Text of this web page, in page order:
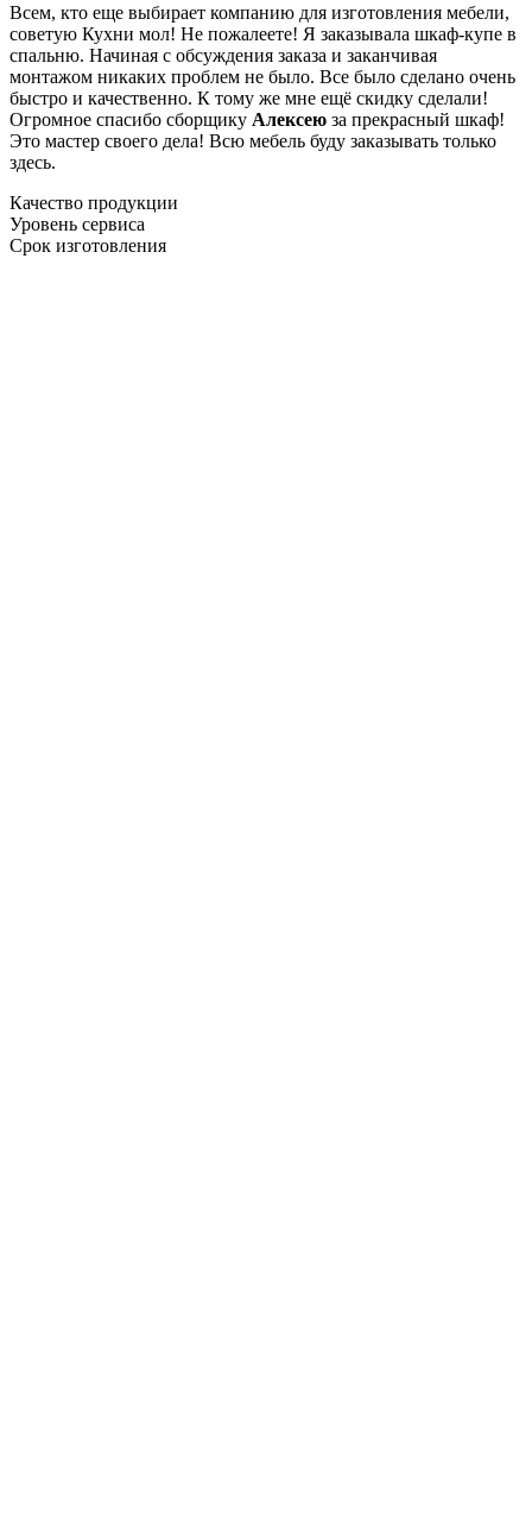
Всем, кто еще выбирает компанию для изготовления мебели,
советую Кухни мол! Не пожалеете! Я заказывала шкаф-купе в
спальню. Начиная с обсуждения заказа и заканчивая
монтажом никаких проблем не было. Все было сделано очень
быстро и качественно. К тому же мне ещё скидку сделали!
Огромное спасибо сборщику Алексею за прекрасный шкаф!
Это мастер своего дела! Всю мебель буду заказывать только
здесь.
Качество продукции
Уровень сервиса
Срок изготовления